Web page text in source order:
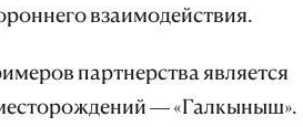
взаимодействия.
партнерства является
— «Галкыныш».